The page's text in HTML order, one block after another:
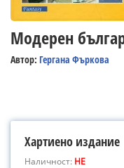
Модерен
Автор: Гергана Фъркова
Хартиено издание
Наличност: НЕ